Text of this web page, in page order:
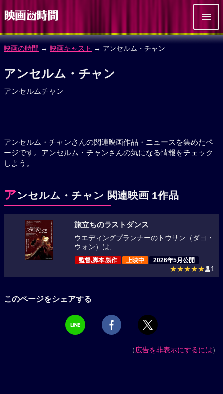
映画の時間 → 映画キャスト → アンセルム・チャン
アンセルム・チャン
アンセルムチャン
アンセルム・チャンさんの関連映画作品・ニュースを集めたペ
ージです。アンセルム・チャンさんの気になる情報をチェック
しよう。
アンセルム・チャン 関連映画 1作品
旅立ちのラストダンス
ウエディングプランナーのトウサン（ダヨ・
ウォン）は、...
監督,脚本,製作 上映中 2026年5月公開
★★★★★ 1
このページをシェアする
（広告を非表示にするには）